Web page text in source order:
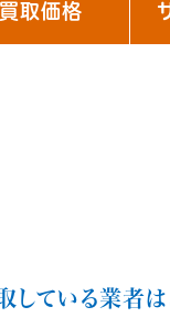
買取価格
している業者は